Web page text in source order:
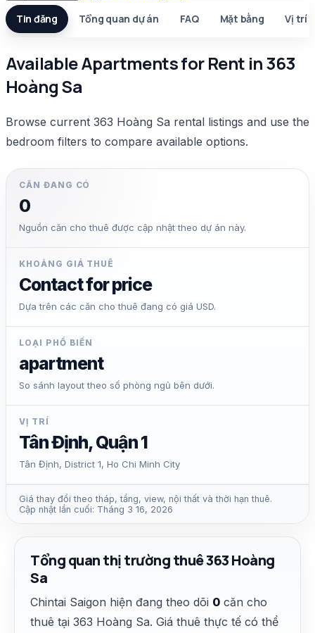
Tin đăng Tổng quan dự án FAQ Mặt bằng Vị trí
Available Apartments for Rent in 363
Hoàng Sa
Browse current 363 Hoàng Sa rental listings and use the
bedroom filters to compare available options.
CĂN ĐANG CÓ
0
Nguồn căn cho thuê được cập nhật theo dự án này.
KHOẢNG GIÁ THUÊ
Contact for price
Dựa trên các căn cho thuê đang có giá USD.
LOẠI PHỔ BIẾN
apartment
So sánh layout theo số phòng ngủ bên dưới.
VỊ TRÍ
Tân Định, Quận 1
Tân Định, District 1, Ho Chi Minh City
Giá thay đổi theo tháp, tầng, view, nội thất và thời hạn thuê.
Cập nhật lần cuối: Tháng 3 16, 2026
Tổng quan thị trường thuê 363 Hoàng
Sa
Chintai Saigon hiện đang theo dõi 0 căn cho
thuê tại 363 Hoàng Sa. Giá thuê thực tế có thể